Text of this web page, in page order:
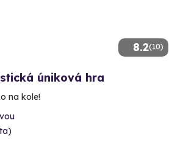
8.2(10)
úniková hra
na kole!